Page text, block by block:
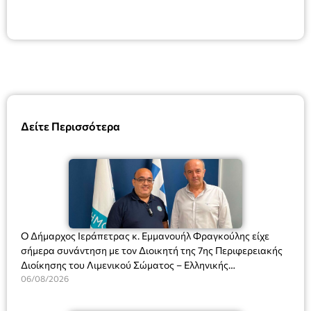
Δείτε Περισσότερα
Ο Δήμαρχος Ιεράπετρας κ. Εμμανουήλ Φραγκούλης είχε
σήμερα συνάντηση με τον Διοικητή της 7ης Περιφερειακής
Διοίκησης του Λιμενικού Σώματος – Ελληνικής
Ακτοφυλακής (Λ.Σ.-ΕΛ.ΑΚΤ.), Αρχιπλοίαρχο Λ.Σ. κ. Ιωάννη
06/08/2026